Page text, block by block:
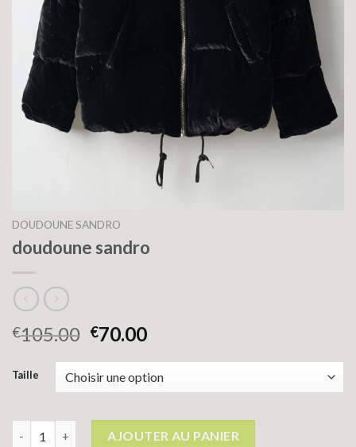
DOUDOUNE SANDRO
doudoune sandro
€105.00 €70.00
Taille
AJOUTER AU PANIER